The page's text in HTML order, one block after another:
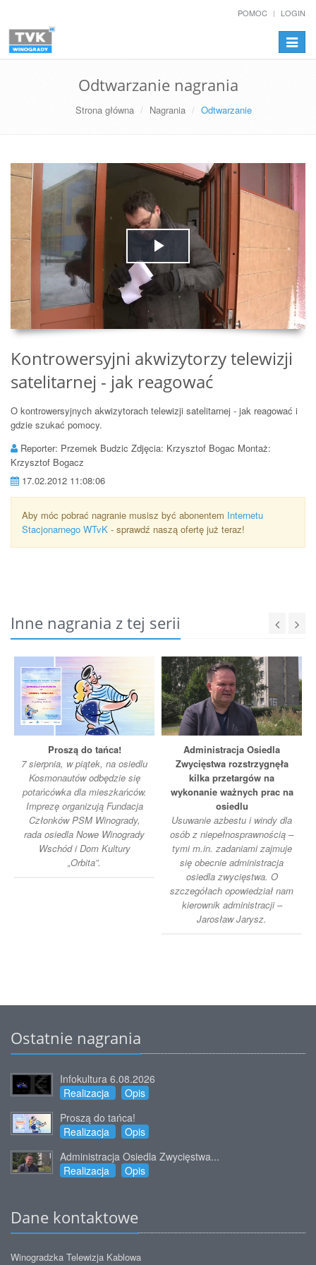
POMOC LOGIN
Odtwarzanie nagrania
Strona główna Nagrania Odtwarzanie
Play
Video
Kontrowersyjni akwizytorzy telewizji
satelitarnej - jak reagować
O kontrowersyjnych akwizytorach telewizji satelitarnej - jak reagować i
gdzie szukać pomocy.
Reporter: Przemek Budzic Zdjęcia: Krzysztof Bogac Montaż:
Krzysztof Bogacz
17.02.2012 11:08:06
Aby móc pobrać nagranie musisz być abonentem Internetu
Stacjonarnego WTvK - sprawdź naszą ofertę już teraz!
Inne nagrania z tej serii
Proszą do tańca!
7 sierpnia, w piątek, na osiedlu
Kosmonautów odbędzie się
potańcówka dla mieszkańców.
Imprezę organizują Fundacja
Członków PSM Winogrady,
rada osiedla Nowe Winogrady
Wschód i Dom Kultury
„Orbita”.
Administracja Osiedla
Zwycięstwa rozstrzygnęła
kilka przetargów na
wykonanie ważnych prac na
osiedlu
Usuwanie azbestu i windy dla
osób z niepełnosprawnością –
tymi m.in. zadaniami zajmuje
się obecnie administracja
osiedla zwycięstwa. O
szczegółach opowiedział nam
kierownik administracji –
Jarosław Jarysz.
Ostatnie nagrania
Infokultura 6.08.2026
Realizacja
Opis
Proszą do tańca!
Realizacja
Opis
Administracja Osiedla Zwycięstwa...
Realizacja
Opis
Dane kontaktowe
Winogradzka Telewizja Kablowa